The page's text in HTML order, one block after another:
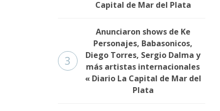
Capital de Mar del Plata
3
Anunciaron shows de Ke
Personajes, Babasonicos,
Diego Torres, Sergio Dalma y
más artistas internacionales
« Diario La Capital de Mar del
Plata